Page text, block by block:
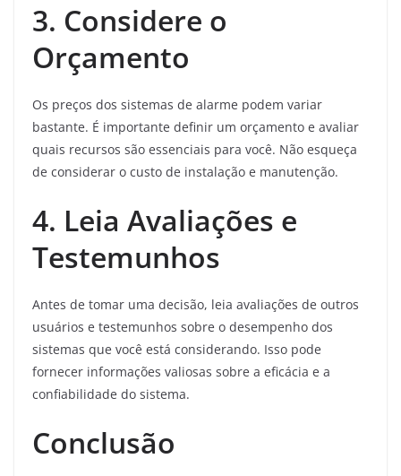
3. Considere o
Orçamento
Os preços dos sistemas de alarme podem variar
bastante. É importante definir um orçamento e avaliar
quais recursos são essenciais para você. Não esqueça
de considerar o custo de instalação e manutenção.
4. Leia Avaliações e
Testemunhos
Antes de tomar uma decisão, leia avaliações de outros
usuários e testemunhos sobre o desempenho dos
sistemas que você está considerando. Isso pode
fornecer informações valiosas sobre a eficácia e a
confiabilidade do sistema.
Conclusão